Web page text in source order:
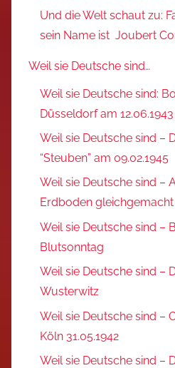
Und die Welt schaut zu:
sein Name ist Joubert
Weil sie Deutsche sind…
Weil sie Deutsche sind:
Düsseldorf am 12.06.1943
Weil sie Deutsche sind –
“Steuben” am 09.02.1945
Weil sie Deutsche sind –
Erdboden
Weil sie Deutsche sind –
Blutsonntag
Weil sie Deutsche sind –
Wusterwitz
Weil sie Deutsche sind –
Köln 31.05.1942
Weil sie Deutsche sind –